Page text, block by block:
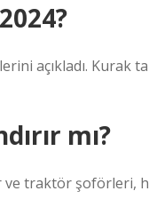
açıkladı.
mı?
traktör şoförleri,